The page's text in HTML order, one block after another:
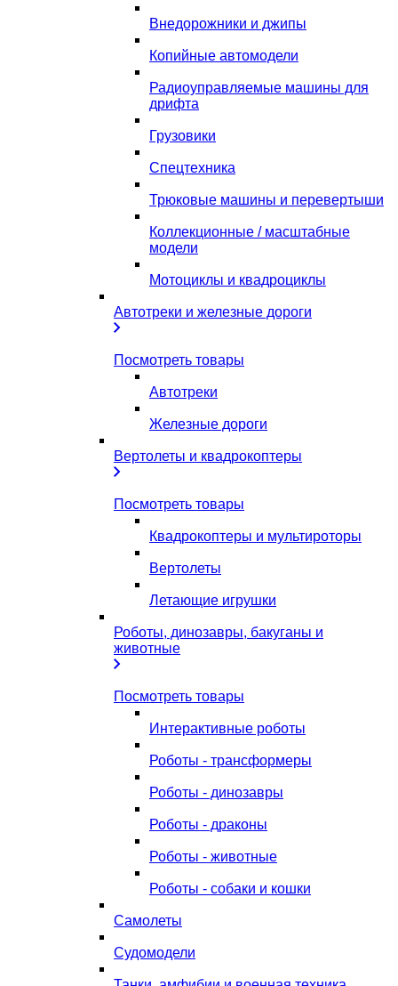
Внедорожники и джипы
Копийные автомодели
Радиоуправляемые машины для
дрифта
Грузовики
Спецтехника
Трюковые машины и перевертыши
Коллекционные / масштабные
модели
Мотоциклы и квадроциклы
Автотреки и железные дороги
Посмотреть товары
Автотреки
Железные дороги
Вертолеты и квадрокоптеры
Посмотреть товары
Квадрокоптеры и мультироторы
Вертолеты
Летающие игрушки
Роботы, динозавры, бакуганы и
животные
Посмотреть товары
Интерактивные роботы
Роботы - трансформеры
Роботы - динозавры
Роботы - драконы
Роботы - животные
Роботы - собаки и кошки
Самолеты
Судомодели